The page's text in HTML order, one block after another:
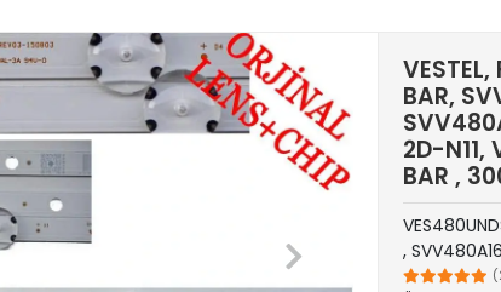
VESTEL,
BAR,
2D-N11,
BAR ,
,